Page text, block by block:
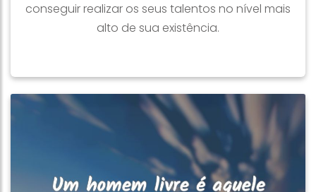
conseguir realizar os seus talentos no nível mais
alto de sua existência.